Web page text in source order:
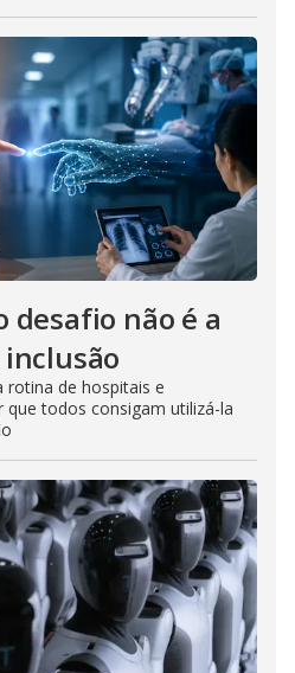
desafio não é a
rotina de hospitais e
todos consigam utilizá-la